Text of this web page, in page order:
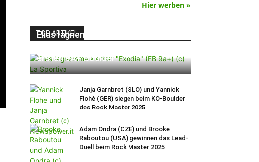
Hier werben »
TOP ARTIKEL
Elias Iagnemma klettert „Exodia“:
ersten 9A+ Boulder
Janja Garnbret (SLO) und Yannick
Flohè (GER) siegen beim KO-Boulder
des Rock Master 2025
Adam Ondra (CZE) und Brooke
Raboutou (USA) gewinnen das Lead-
Duell beim Rock Master 2025